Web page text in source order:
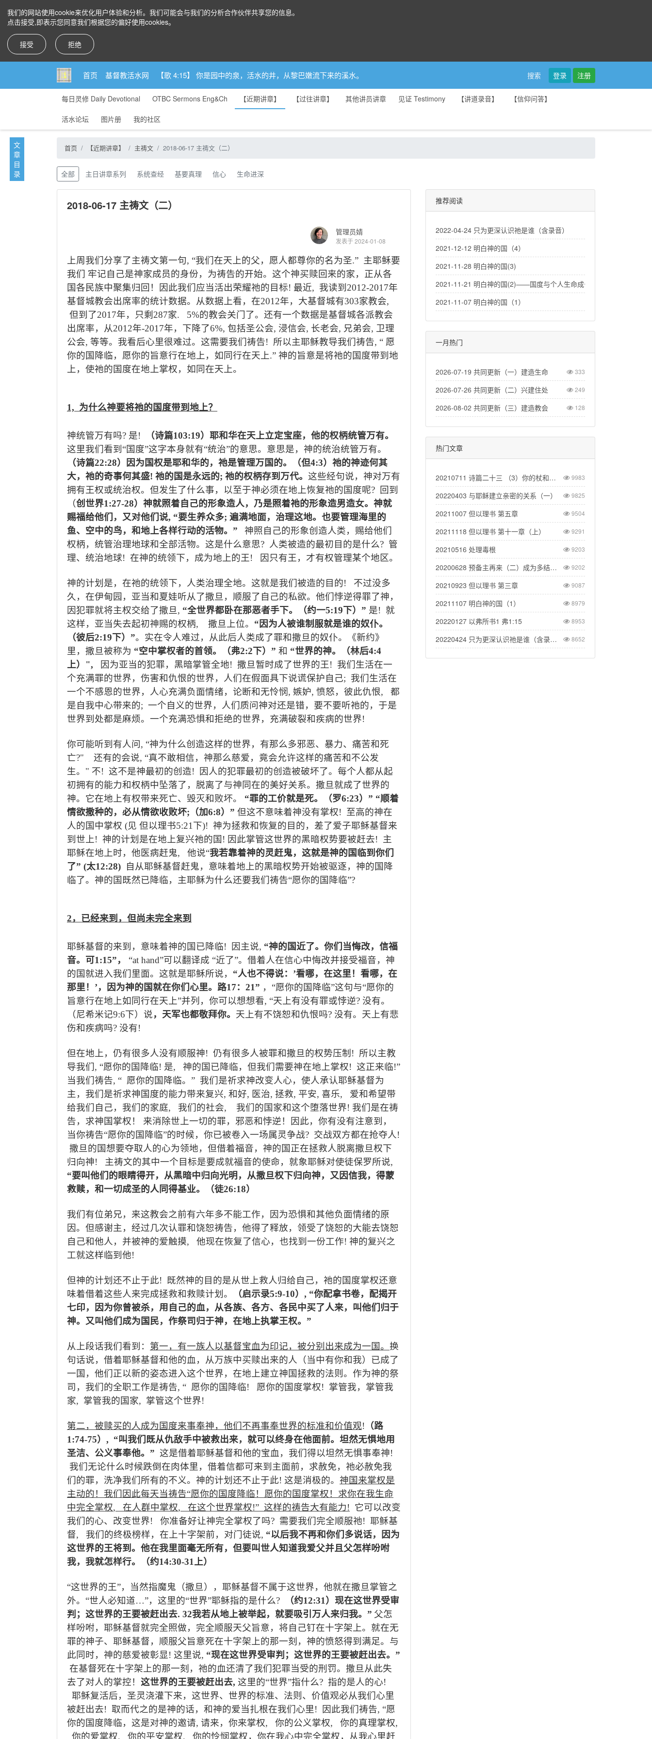
我们的网站使用cookie来优化用户体验和分析。我们可能会与我们的分析合作伙伴共享您的信息。
点击接受,即表示您同意我们根据您的偏好使用cookies。
接受 拒绝
首页 基督教活水网 【歌 4:15】 你是园中的泉，活水的井，从黎巴嫩流下来的溪水。 搜索 登录 注册
每日灵修 Daily Devotional OTBC Sermons Eng&Ch 【近期讲章】 【过往讲章】 其他讲员讲章 见证 Testimony 【讲道录音】 【信仰问答】
活水论坛 图片册 我的社区
文
章
目
录
2，已经来到，但尚未完全来到
首页 【近期讲章】 主祷文 2018-06-17 主祷文（二）
全部 主日讲章系列 系统查经 基要真理 信心 生命进深
2018-06-17 主祷文（二）
管理员婧
发表于 2024-01-08
上周我们分享了主祷文第一句, “我们在天上的父，愿人都尊你的名为圣.” 主耶稣要
我们 牢记自己是神家成员的身份，为祷告的开始。这个神买赎回来的家，正从各
国各民族中聚集归回！因此我们应当活出荣耀祂的目标! 最近, 我读到 2012-2017年
基督城教会出席率的统计数据。从数据上看，在2012年，大基督城有303家教会,
但到了2017年，只剩 287家. 5%的教会关门了。还有一个数据是基督城各派教会
出席率，从2012年-2017年，下降了6%, 包括圣公会, 浸信会, 长老会, 兄弟会, 卫理
公会, 等等。 我看后心里很难过。这需要我们祷告! 所以主耶稣教导我们祷告, “ 愿
你的国降临， 愿你的旨意行在地上，如同行在天上.” 神的旨意是将祂的国度带到地
上，使祂的国度在地上掌权，如同在天上。
1, 为什么神要将祂的国度带到地上？
神统管万有吗? 是! （诗篇103:19）耶和华在天上立定宝座，他的权柄统管万有。
这里我们看到“国度”这字本身就有“统治”的意思。意思是，神的统治统管万有。
（诗篇22:28）因为国权是耶和华的，祂是管理万国的。（但4:3）祂的神迹何其
大，祂的奇事何其盛! 祂的国是永远的; 祂的权柄存到万代。 这些经句说，神对万有
拥有王权或统治权。但发生了什么事，以至于神必须在地上恢复祂的国度呢?
回到
（创世界1:27-28）神就照着自己的形象造人，乃是照着祂的形象造男造女。神就
赐福给他们，又对他们说, “要生养众多; 遍满地面，治理这地。也要管理海里的
鱼、空中的鸟，和地上各样行动的活物。 ”
神照自己的形象创造人类，赐给他们
权柄，统管治理地球和全部活物。这是什么意思? 人类被造的最初目的是什么? 管
理、统治地球! 在神的统领下，成为地上的王! 因只有王，才有权管理某个地区。
神的计划是，在祂的统领下，人类治理全地。这就是我们被造的目的! 不过没多
久，在伊甸园，亚当和夏娃听从了撒旦，顺服了自己的私欲。他们悖逆得罪了神，
因犯罪就将主权交给了撒旦 , “全世界都卧在那恶者手下。（约一5:19下） ” 是! 就
这样，亚当失去起初神赐的权柄, 撒旦上位。 “因为人被谁制服就是谁的奴仆。
（彼后2:19下） ”。实在令人难过，从此后人类成了罪和撒旦的奴仆。《新约》
里，撒旦被称为 “空中掌权者的首领。（弗2:2下） ” 和 “世界的神。（林后4:4
上） ", 因为亚当的犯罪，黑暗掌管全地! 撒旦暂时成了世界的王! 我们生活在一
个充满罪的世界，伤害和仇恨的世界，人们在假面具下说谎保护自己; 我们生活在
一个不感恩的世界，人心充满负面情绪，论断和无怜悯, 嫉妒, 愤怒，彼此仇恨, 都
是自我中心带来的; 一个自义的世界，人们质问神对还是错，要不要听祂的，于是
世界到处都是麻烦。一个充满恐惧和拒绝的世界，充满破裂和疾病的世界!
你可能听到有人问, “神为什么创造这样的世界，有那么多邪恶、暴力、痛苦和死
亡?" 还有的会说, “真不敢相信，神那么慈爱，竟会允许这样的痛苦和不公发
生。 " 不! 这不是神最初的创造!
因人的犯罪最初的创造被破坏了。每个人都从起
初拥有的能力和权柄中坠落了，脱离了与神同在的美好关系。撒旦就成了世界的
神。它在地上有权带来死亡、毁灭和败坏。 “罪的工价就是死。（罗6:23） ” “顺着
情欲撒种的，必从情欲收败坏; （加6:8） ” 但这不意味着神没有掌权! 至高的神在
人的国中掌权 (见 但以理书5:21 下)! 神为拯救和恢复的目的，差了爱子耶稣基督来
到世上! 神的计划是在地上复兴祂的国 ! 因此掌管这世界的黑暗权势要被赶去! 主
耶稣在地上时，他医病赶鬼, 他说“我若靠着神的灵赶鬼，这就是神的国临到你们
了” (太12:28)
自从耶稣基督赶鬼，意味着地上的黑暗权势开始被驱逐，神的国降
临了。神的国既然已降临，主耶稣为什么还要我们祷告“愿你的国降临”?
2，已经来到，但尚未完全来到
耶稣基督的来到，意味着神的国已降临! 因主说, “神的国近了。你们当悔改，信福
音。可1:15”， “at hand”可以翻译成 “近了”。借着人在信心中悔改并接受福音，神
的国就进入我们里面。这就是耶稣所说， “人也不得说： ’看哪，在这里！看哪，在
那里！ ’，因为神的国就在你们心里。路17： 21” ，“愿你的国降临”这句与“愿你的
旨意行在地上如同行在天上”并列，你可以想想看, “天上有没有罪或悖逆? 没有。
（尼希米记9:6下）说，天军也都敬拜你。 天上有不饶恕和仇恨吗? 没有。天上有悲
伤和疾病吗? 没有!
但在地上，仍有很多人没有顺服神! 仍有很多人被罪和撒旦的权势压制 ! 所以主教
导我们, “愿你的国降临! 是, 神的国已降临，但我们需要神在地上掌权! 这正来临!”
当我们祷告, “ 愿你的国降临。 ” 我们是祈求神改变人心，使人承认耶稣基督为
主，我们是祈求神国度的能力带来复兴, 和好, 医治, 拯救, 平安, 喜乐, 爱和希望带
给我们自己，我们的家庭, 我们的社会, 我们的国家和这个堕落世界! 我们是在祷
告，求神国掌权！ 来消除世上一切的罪，邪恶和悖逆！因此，你有没有注意到，
当你祷告“愿你的国降临”的时候，你已被卷入一场属灵争战? 交战双方都在抢夺人!
撒旦的国想要夺取人的心为领地，但借着福音，神的国正在拯救人脱离撒旦权下
归向神! 主祷文的其中一个目标是要成就福音的使命，就象耶稣对使徒保罗所说,
“要叫他们的眼睛得开，从黑暗中归向光明，从撒旦权下归向神，又因信我，得蒙
救赎，和一切成圣的人同得基业。（徒26:18）
我们有位弟兄，来这教会之前有六年多不能工作，因为恐惧和其他负面情绪的原
因。但感谢主，经过几次认罪和饶恕祷告，他得了释放，领受了饶恕的大能去饶恕
自己和他人，并被神的爱触摸, 他现在恢复了信心，也找到一份工作! 神的复兴之
工就这样临到他!
但神的计划还不止于此!
既然神的目的是从世上救人归给自己，祂的国度掌权还意
味着借着这些人来完成拯救和救赎计划。
（启示录5:9-10） , “你配拿书卷，配揭开
七印，因为你曾被杀，用自己的血，从各族、各方、各民中买了人来，叫他们归于
神。又叫他们成为国民，作祭司归于神，在地上执掌王权。 ”
从上段话我们看到： 第一，有一族人以基督宝血为印记，被分别出来成为一国。 换
句话说，借着耶稣基督和他的血，从万族中买赎出来的人（当中有你和我）已成了
一国，他们正以新的姿态进入这个世界，在地上建立神国拯救的法则。作为神的祭
司，我们的全职工作是祷告, “ 愿你的国降临! 愿你的国度掌权! 掌管我，掌管我
家, 掌管我的国家, 掌管这个世界!
第二，被赎买的人成为国度来事奉神，他们不再事奉世界的标准和价值观! （路
1:74-75） , “叫我们既从仇敌手中被救出来，就可以终身在他面前。坦然无惧地用
圣洁、公义事奉他。 ” 这是借着耶稣基督和他的宝血，我们得以坦然无惧事奉神!
我们无论什么时候跌倒在肉体里，借着信都可来到主面前，求赦免，祂必赦免我
们的罪，洗净我们所有的不义。神的计划还不止于此! 这是消极的。 神国来掌权是
主动的！我们因此每天当祷告“愿你的国度降临！愿你的国度掌权！求你在我生命
中完全掌权, 在人群中掌权, 在这个世界掌权!” 这样的祷告大有能力! 它可以改变
我们的心、改变世界! 你准备好让神完全掌权了吗? 需要我们完全顺服祂! 耶稣基
督, 我们的终极榜样，在上十字架前，对门徒说, “以后我不再和你们多说话，因为
这世界的王将到。他在我里面毫无所有，但要叫世人知道我爱父并且父怎样吩咐
我，我就怎样行。（约14:30-31上）
“这世界的王”，当然指魔鬼（撒旦），耶稣基督不属于这世界，他就在撒旦掌管之
外。 “世人必知道…”，这里的“世界”耶稣指的是什么? （约12:31 ）现在这世界受审
判；这世界的王要被赶出去. 32我若从地上被举起，就要吸引万人来归我。 ” 父怎
样吩咐，耶稣基督就完全照做，完全顺服天父旨意，将自己钉在十字架上。就在无
罪的神子、耶稣基督，顺服父旨意死在十字架上的那一刻，神的愤怒得到满足。与
此同时，神的慈爱被彰显! 这里说, “现在这世界受审判；这世界的王要被赶出去。 ”
在基督死在十字架上的那一刻，祂的血还清了我们犯罪当受的刑罚。撒旦从此失
去了对人的掌控！ 这世界的王要被赶出去, 这里的“世界”指什么? 指的是人的心!
耶稣复活后，圣灵浇灌下来，这世界、世界的标准、法则、价值观必从我们心里
被赶出去! 取而代之的是神的话，和神的爱当扎根在我们心里! 因此我们祷告, “愿
你的国度降临，这是对神的邀请, 请来，你来掌权, 你的公义掌权, 你的真理掌权,
你的爱掌权, 你的平安掌权, 你的怜悯掌权，你在我心中完全掌权，从我心里赶
推荐阅读
2022-04-24 只为更深认识祂是谁（含录音）
2021-12-12 明白神的国（4）
2021-11-28 明白神的国(3)
2021-11-21 明白神的国(2)——国度与个人生命成长
2021-11-07 明白神的国（1）
一月热门
2026-07-19 共同更新（一）建造生命 333
2026-07-26 共同更新（二）兴建住处 249
2026-08-02 共同更新（三）建造教会 128
热门文章
20210711 诗篇二十三 （3）你的杖和杆安慰我 9983
20220403 与耶稣建立亲密的关系（一） 9825
20211007 但以理书 第五章 9504
20211118 但以理书 第十一章（上） 9291
20210516 处理毒根 9203
20200628 预备主再来（二）成为多结果的 9202
20210923 但以理书 第三章 9087
20211107 明白神的国（1） 8979
20220127 以弗所书1 弗1:15 8953
20220424 只为更深认识祂是谁（含录音） 8652